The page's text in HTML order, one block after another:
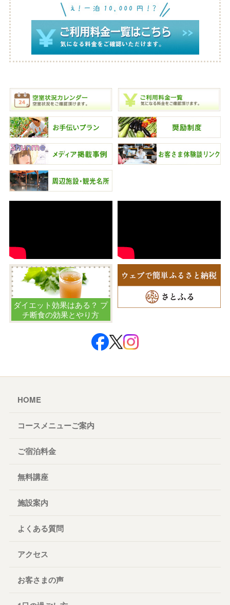
ダイエット効果はある？ プ
チ断食の効果とやり方
HOME
コースメニューご案内
ご宿泊料金
無料講座
施設案内
よくある質問
アクセス
お客さまの声